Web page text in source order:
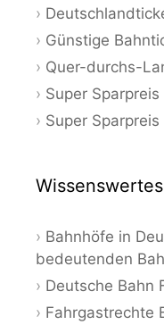
Günstige
Quer-durchs-
Super Sparpreis
Super Sparpreis
Wissenswertes
Bahnhöfe in
bedeutenden
Deutsche Bahn
Fahrgastrechte